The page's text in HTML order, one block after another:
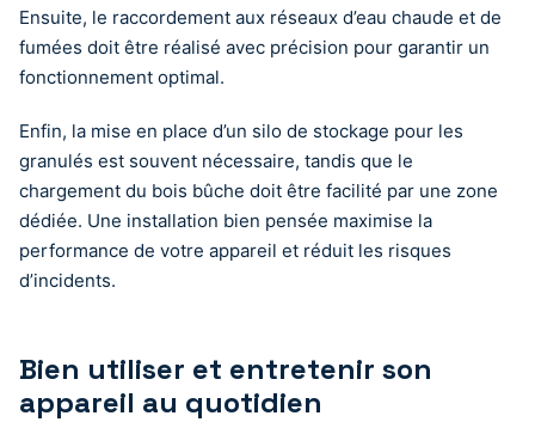
Ensuite, le raccordement aux réseaux d’eau chaude et de
fumées doit être réalisé avec précision pour garantir un
fonctionnement optimal.
Enfin, la mise en place d’un silo de stockage pour les
granulés est souvent nécessaire, tandis que le
chargement du bois bûche doit être facilité par une zone
dédiée. Une installation bien pensée maximise la
performance de votre appareil et réduit les risques
d’incidents.
Bien utiliser et entretenir son
appareil au quotidien